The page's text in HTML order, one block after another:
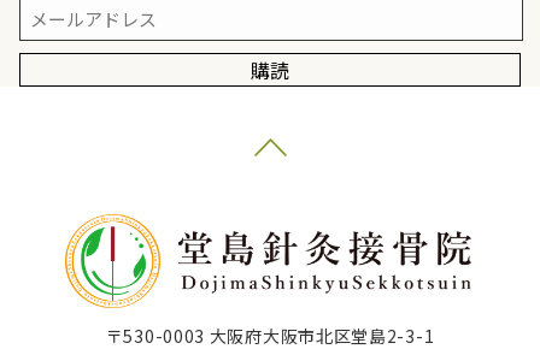
購読
〒530-0003 大阪府大阪市北区堂島2-3-1